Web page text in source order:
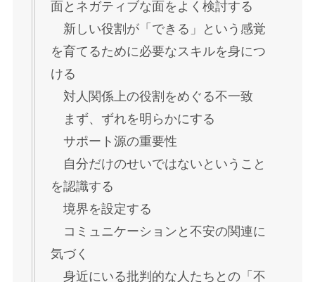
面とネガティブな面をよく検討する
新しい役割が「できる」という感覚
を育てるために必要なスキルを身につ
ける
対人関係上の役割をめぐる不一致
まず、ずれを明らかにする
サポート源の重要性
自分だけのせいではないということ
を認識する
境界を設定する
コミュニケーションと不安の関連に
気づく
身近にいる批判的な人たちとの「不